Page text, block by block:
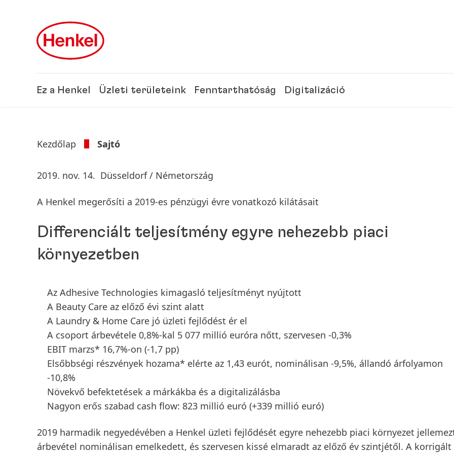
Ez a Henkel Üzleti területeink Fenntarthatóság Digitalizáció
Kezdőlap Sajtó
2019. nov. 14. Düsseldorf / Németország
A Henkel megerősíti a 2019-es pénzügyi évre vonatkozó kilátásait
Differenciált teljesítmény egyre nehezebb piaci
környezetben
Az Adhesive Technologies kimagasló teljesítményt nyújtott
A Beauty Care az előző évi szint alatt
A Laundry & Home Care jó üzleti fejlődést ér el
A csoport árbevétele 0,8%-kal 5 077 millió euróra nőtt, szervesen -0,3%
EBIT marzs* 16,7%-on (-1,7 pp)
Elsőbbségi részvények hozama* elérte az 1,43 eurót, nominálisan -9,5%, állandó árfolyamon
-10,8%
Növekvő befektetések a márkákba és a digitalizálásba
Nagyon erős szabad cash flow: 823 millió euró (+339 millió euró)
2019 harmadik negyedévében a Henkel üzleti fejlődését egyre nehezebb piaci környezet
árbevétel nominálisan emelkedett, és szervesen kissé elmaradt az előző év szintjétől. A korrigált